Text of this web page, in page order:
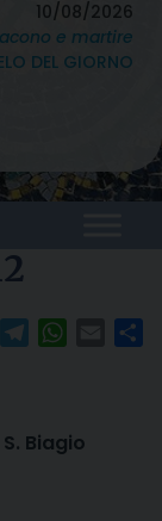
10/08/2026
e martire
DEL GIORNO
Telegram Email
Biagio